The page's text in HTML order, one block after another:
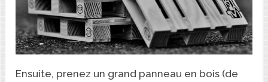
Ensuite, prenez un grand panneau en bois (de